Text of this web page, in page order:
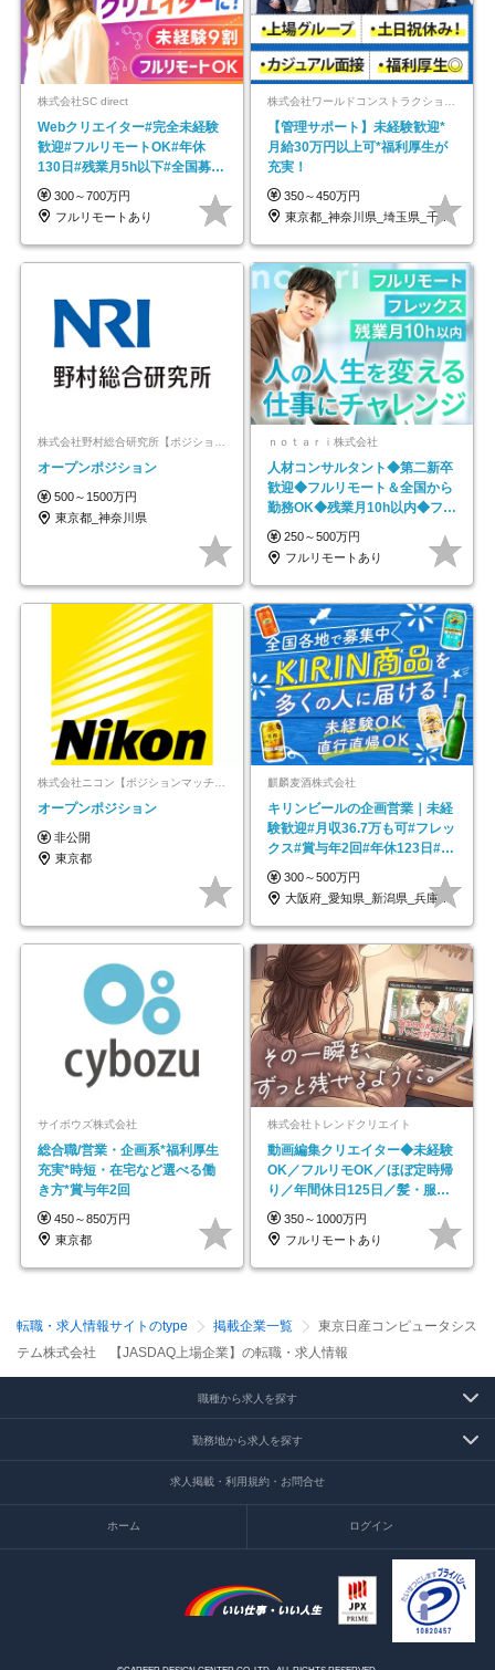
株式会社SC direct
Webクリエイター#完全未経験
歓迎#フルリモートOK#年休
130日#残業月5h以下#全国募集
#最大1年の研修
300～700万円
フルリモートあり
【管理サポート】未経験歓迎*
月給30万円以上可*福利厚生が
充実！
350～450万円
東京都_神奈川県_埼玉県_千葉県_大阪府…
オープンポジション
500～1500万円
東京都_神奈川県
ｎｏｔａｒｉ株式会社
人材コンサルタント◆第二新卒
歓迎◆フルリモート＆全国から
勤務OK◆残業月10h以内◆フレ
ックス制
250～500万円
フルリモートあり
株式会社ニコン【ポジションマッチ登録】
オープンポジション
非公開
東京都
麒麟麦酒株式会社
キリンビールの企画営業｜未経
験歓迎#月収36.7万も可#フレッ
クス#賞与年2回#年休123日#完
全週休2日制
300～500万円
大阪府_愛知県_新潟県_兵庫県_福岡県
サイボウズ株式会社
総合職/営業・企画系*福利厚生
充実*時短・在宅など選べる働
き方*賞与年2回
450～850万円
東京都
株式会社トレンドクリエイト
動画編集クリエイター◆未経験
OK／フルリモOK／ほぼ定時帰
り／年間休日125日／髪・服・
ネイル自由／副業OK
350～1000万円
フルリモートあり
転職・求人情報サイトのtype 掲載企業一覧
東京日産コンピュータシス
テム株式会社 【JASDAQ上場企業】の転職・求人情報
職種から求人を探す
勤務地から求人を探す
求人掲載・利用規約・お問合せ
ホーム ログイン